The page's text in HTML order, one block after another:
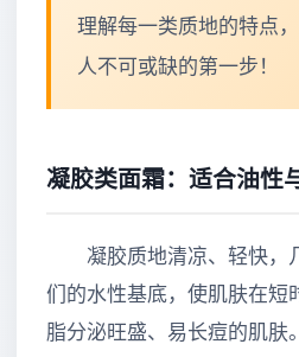
理解每一类质地的特点
人不可或缺的第一步！
凝胶类面霜：适合油性
凝胶质地清凉、轻快，
们的水性基底，使肌肤在短
脂分泌旺盛、易长痘的肌肤